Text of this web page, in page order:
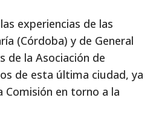
experiencias de las
(Córdoba) y de General
de la Asociación de
de esta última ciudad, ya
Comisión en torno a la